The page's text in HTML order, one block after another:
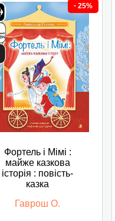
- 25%
Фортель і Мімі :
майже казкова
історія : повість-
казка
Гаврош О.